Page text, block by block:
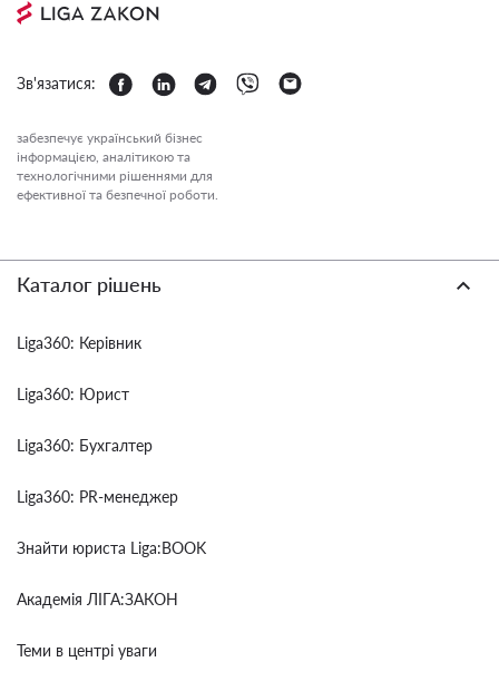
Зв'язатися:
забезпечує український бізнес
інформацією, аналітикою та
технологічними рішеннями для
ефективної та безпечної роботи.
Каталог рішень
Liga360: Керівник
Liga360: Юрист
Liga360: Бухгалтер
Liga360: PR-менеджер
Знайти юриста Liga:BOOK
Академія ЛІГА:ЗАКОН
Теми в центрі уваги